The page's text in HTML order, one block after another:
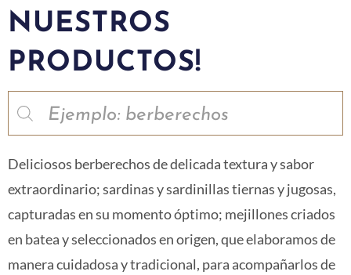
NUESTROS
PRODUCTOS!
Deliciosos berberechos de delicada textura y sabor
extraordinario; sardinas y sardinillas tiernas y jugosas,
capturadas en su momento óptimo; mejillones criados
en batea y seleccionados en origen, que elaboramos de
manera cuidadosa y tradicional, para acompañarlos de